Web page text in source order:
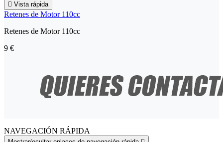
 Vista rápida
Retenes de Motor 110cc
Retenes de Motor 110cc
9 €
NAVEGACIÓN RÁPIDA